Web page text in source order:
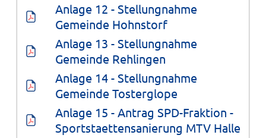
Anlage 12 - Stellungnahme
Gemeinde Hohnstorf
Anlage 13 - Stellungnahme
Gemeinde Rehlingen
Anlage 14 - Stellungnahme
Gemeinde Tosterglope
Anlage 15 - Antrag SPD-Fraktion -
Sportstaettensanierung MTV Halle